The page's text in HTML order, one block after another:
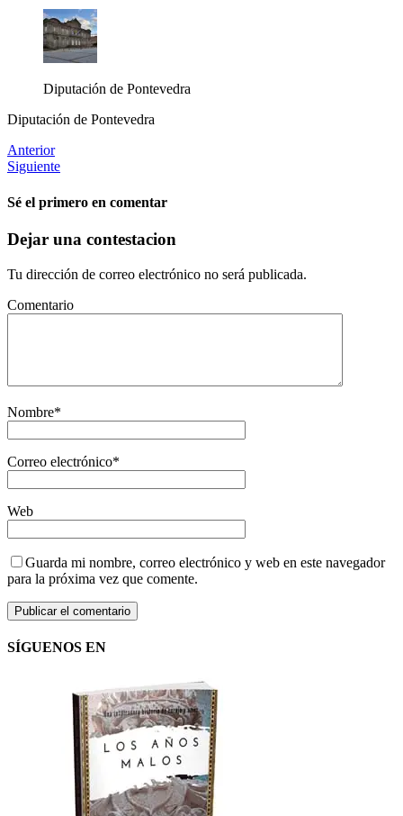
Diputación de Pontevedra
Diputación de Pontevedra
Anterior
Siguiente
Sé el primero en comentar
Dejar una contestacion
Tu dirección de correo electrónico no será publicada.
Comentario
Nombre*
Correo electrónico*
Web
Guarda mi nombre, correo electrónico y web en este navegador
para la próxima vez que comente.
SÍGUENOS EN